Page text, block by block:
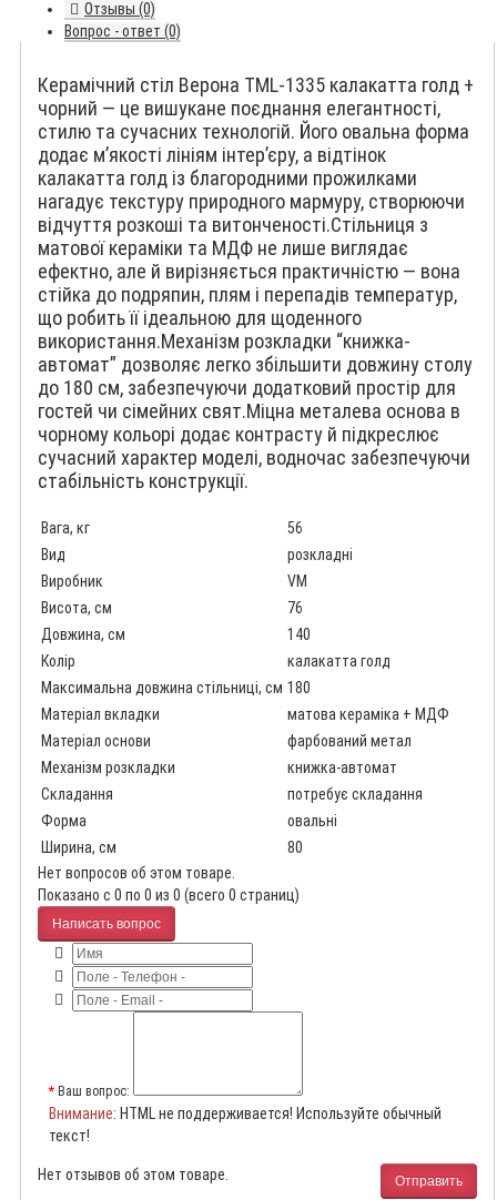
Отзывы (0)
Вопрос - ответ (0)
Керамічний стіл Верона TML-1335 калакатта голд +
чорний — це вишукане поєднання елегантності,
стилю та сучасних технологій. Його овальна форма
додає м’якості лініям інтер’єру, а відтінок
калакатта голд із благородними прожилками
нагадує текстуру природного мармуру, створюючи
відчуття розкоші та витонченості.Стільниця з
матової кераміки та МДФ не лише виглядає
ефектно, але й вирізняється практичністю — вона
стійка до подряпин, плям і перепадів температур,
що робить її ідеальною для щоденного
використання.Механізм розкладки “книжка-
автомат” дозволяє легко збільшити довжину столу
до 180 см, забезпечуючи додатковий простір для
гостей чи сімейних свят.Міцна металева основа в
чорному кольорі додає контрасту й підкреслює
сучасний характер моделі, водночас забезпечуючи
стабільність конструкції.
Вага, кг
56
Вид
розкладні
Виробник
VM
Висота, см
76
Довжина, см
140
Колір
калакатта голд
Максимальна довжина стільниці, см 180
Матеріал вкладки
матова кераміка + МДФ
Матеріал основи
фарбований метал
Механізм розкладки
книжка-автомат
Складання
потребує складання
Форма
овальні
Ширина, см
80
Нет вопросов об этом товаре.
Показано с 0 по 0 из 0 (всего 0 страниц)
Написать вопрос
Ваш вопрос:
Внимание: HTML не поддерживается! Используйте обычный
текст!
Отправить
Нет отзывов об этом товаре.